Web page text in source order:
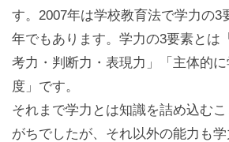
す。2007年は学校教育法で学力の3
年でもあります。学力の3要素とは
考力・判断力・表現力」「主体的
度」です。
それまで学力とは知識を詰め込む
がちでしたが、それ以外の能力も